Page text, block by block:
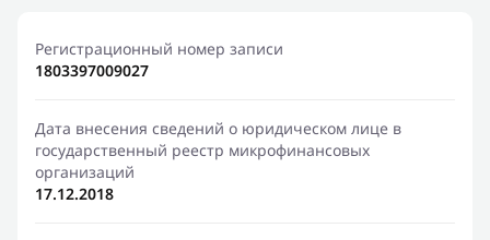
Регистрационный номер записи
1803397009027
Дата внесения сведений о юридическом лице в
государственный реестр микрофинансовых
организаций
17.12.2018